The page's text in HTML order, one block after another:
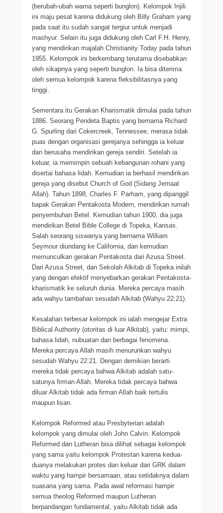
(berubah-ubah warna seperti bunglon). Kelompok Injili
ini maju pesat karena didukung oleh Billy Graham yang
pada saat itu sudah sangat tergiur untuk menjadi
mashyur. Selain itu juga didukung oleh Carl F.H. Henry,
yang mendirikan majalah Christianity Today pada tahun
1955. Kelompok ini berkembang terutama disebabkan
oleh sikapnya yang seperti bunglon. Ia bisa diterima
oleh semua kelompok karena fleksibilitasnya yang
tinggi.
Sementara itu Gerakan Kharismatik dimulai pada tahun
1886. Seorang Pendeta Baptis yang bernama Richard
G. Spurling dari Cokercreek, Tennessee, merasa tidak
puas dengan organisasi gerejanya sehingga ia keluar
dan berusaha mendirikan gereja sendiri. Setelah ia
keluar, ia memimpin sebuah kebangunan rohani yang
disertai bahasa lidah. Kemudian ia berhasil mendirikan
gereja yang disebut Church of God (Sidang Jemaat
Allah). Tahun 1898, Charles F. Parham, yang dipanggil
bapak Gerakan Pentakosta Modern, mendirikan rumah
penyembuhan Betel. Kemudian tahun 1900, dia juga
mendirikan Betel Bible College di Topeka, Kansas.
Salah seorang siswanya yang bernama William
Seymour diundang ke California, dan kemudian
memunculkan gerakan Pentakosta dari Azusa Street.
Dari Azusa Street, dan Sekolah Alkitab di Topeka inilah
yang dengan efektif menyebarkan gerakan Pentakosta-
kharismatik ke seluruh dunia. Mereka percaya masih
ada wahyu tambahan sesudah Alkitab (Wahyu 22:21).
Kesalahan terbesar kelompok ini ialah mengejar Extra
Biblical Authority (otoritas di luar Alkitab), yaitu: mimpi,
bahasa lidah, nubuatan dan berbagai fenomena.
Mereka percaya Allah masih menurunkan wahyu
sesudah Wahyu 22:21. Dengan demikian berarti
mereka tidak percaya bahwa Alkitab adalah satu-
satunya firman Allah. Mereka tidak percaya bahwa
diluar Alkitab tidak ada firman Allah baik tertulis
maupun lisan.
Kelompok Reformed atau Presbyterian adalah
kelompok yang dimulai oleh John Calvin. Kelompok
Reformed dan Lutheran bisa dilihat sebagai kelompok
yang sama yaitu kelompok Protestan karena kedua-
duanya melakukan protes dan keluar dari GRK dalam
waktu yang hampir bersamaan, atau setidaknya dalam
suasana yang sama. Pada awal reformasi hampir
semua theolog Reformed maupun Lutheran
berpandangan fundamental, yaitu Alkitab tidak ada